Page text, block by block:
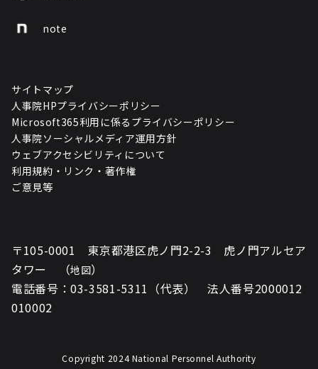
note
サイトマップ
人事院HPプライバシーポリシー
Microsoft365利用に係るプライバシーポリシー
人事院ソーシャルメディア運用方針
ウェブアクセシビリティについて
利用規約・リンク・著作権
ご意見等
〒105-0001 東京都港区虎ノ門2-2-3 虎ノ門アルセア
タワー （地図）
電話番号：03-3581-5311（代表） 法人番号2000012
010002
Copyright 2024 National Personnel Authority